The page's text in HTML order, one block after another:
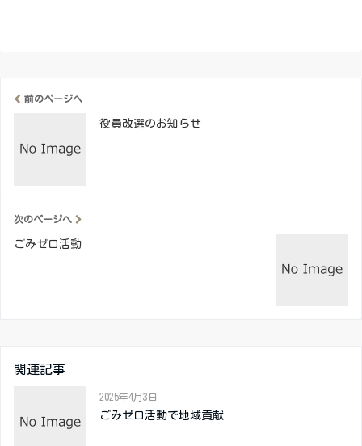
前のページへ
役員改選のお知らせ
次のページへ
ごみゼロ活動
関連記事
2025年4月3日
ごみゼロ活動で地域貢献